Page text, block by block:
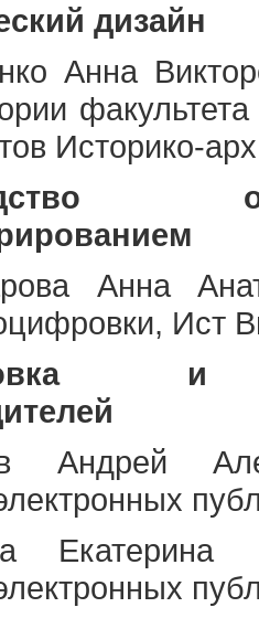
дизайн
Анна
Историко-
Анна
Ист
и
Андрей
Екатерина